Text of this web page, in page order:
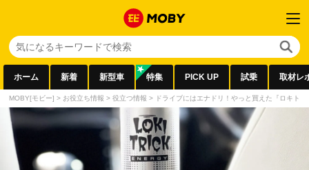
ホーム 新着 新型車 特集 PICK UP 試乗 取材レ
MOBY[モビー] > お役立ち情報 > 役立つ情報 > ドライブにはエナドリ！やっと買えた『ロキト